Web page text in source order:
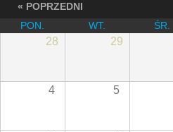
« POPRZEDNI
PON.
WT. ŚR.
28 29
4 5